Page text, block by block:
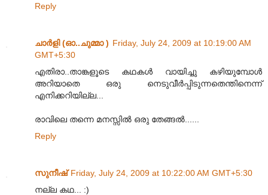
Reply
ചാര്‍ളി (ഓ..ചുമ്മാ ) Friday, July 24, 2009 at 10:19:00 AM
GMT+5:30
എതിരാ..താങ്കളൂടെ കഥകള്‍ വായിച്ചു കഴിയുമ്പോള്‍
അറിയാതെ ഒരു നെടുവീര്‍പ്പിടുന്നതെന്തിനെന്ന്
എനിക്കറിയില്ല...
രാവിലെ തന്നെ മനസ്സില്‍ ഒരു തേങ്ങല്‍......
Reply
സുനീഷ് Friday, July 24, 2009 at 10:22:00 AM GMT+5:30
നല്ല കഥ... :)